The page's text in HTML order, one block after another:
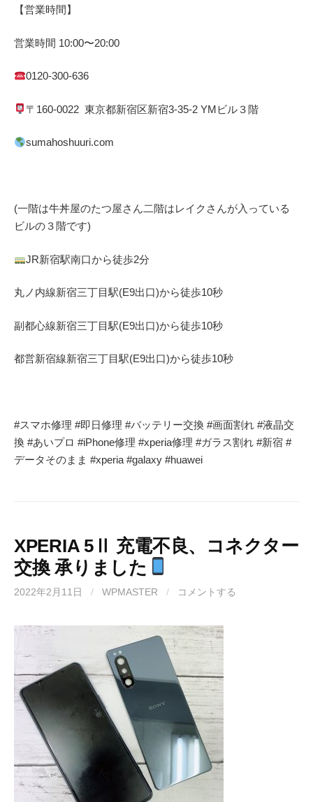
【営業時間】
営業時間 10:00〜20:00
0120-300-636
〒 160-0022 東京都新宿区新宿3-35-2 YMビル３階
sumahoshuuri.com
(一階は牛丼屋のたつ屋さん二階はレイクさんが入っている
ビルの３階です)
JR新宿駅南口から徒歩2分
丸ノ内線新宿三丁目駅(E9出口)から徒歩10秒
副都心線新宿三丁目駅(E9出口)から徒歩10秒
都営新宿線新宿三丁目駅(E9出口)から徒歩10秒
#スマホ修理 #即日修理 #バッテリー交換 #画面割れ #液晶交
換 #あいプロ #iPhone修理 #xperia修理 #ガラス割れ #新宿 #
データそのまま #xperia #galaxy #huawei
XPERIA 5Ⅱ 充電不良、コネクター
交換 承りました
2022年2月11日 / WPMASTER / コメントする